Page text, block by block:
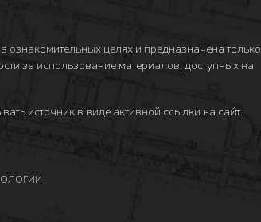
целях и предназначена только
за использование материалов, доступных на
источник в виде активной ссылки на сайт.